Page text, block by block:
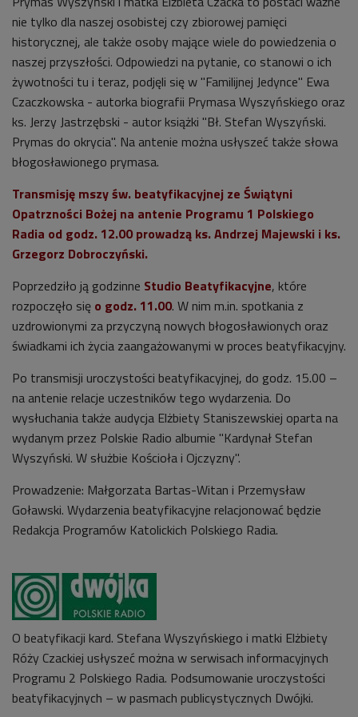
nie tylko dla naszej osobistej czy zbiorowej pamięci
historycznej, ale także osoby mające wiele do powiedzenia o
naszej przyszłości. Odpowiedzi na pytanie, co stanowi o ich
żywotności tu i teraz, podjęli się w "Familijnej Jedynce" Ewa
Czaczkowska - autorka biografii Prymasa Wyszyńskiego oraz
ks. Jerzy Jastrzębski - autor książki "Bł. Stefan Wyszyński.
Prymas do okrycia". Na antenie można usłyszeć także słowa
błogosławionego prymasa.
Transmisję mszy św. beatyfikacyjnej ze Świątyni
Opatrzności Bożej na antenie Programu 1 Polskiego
Radia od godz. 12.00 prowadzą ks. Andrzej Majewski i ks.
Grzegorz Dobroczyński.
Poprzedziło ją godzinne Studio Beatyfikacyjne, które
rozpoczęło się o godz. 11.00. W nim m.in. spotkania z
uzdrowionymi za przyczyną nowych błogosławionych oraz
świadkami ich życia zaangażowanymi w proces beatyfikacyjny.
Po transmisji uroczystości beatyfikacyjnej, do godz. 15.00 –
na antenie relacje uczestników tego wydarzenia. Do
wysłuchania także audycja Elżbiety Staniszewskiej oparta na
wydanym przez Polskie Radio albumie "Kardynał Stefan
Wyszyński. W służbie Kościoła i Ojczyzny".
Prowadzenie: Małgorzata Bartas-Witan i Przemysław
Goławski. Wydarzenia beatyfikacyjne relacjonować będzie
Redakcja Programów Katolickich Polskiego Radia.
O beatyfikacji kard. Stefana Wyszyńskiego i matki Elżbiety
Róży Czackiej usłyszeć można w serwisach informacyjnych
Programu 2 Polskiego Radia. Podsumowanie uroczystości
beatyfikacyjnych – w pasmach publicystycznych Dwójki.